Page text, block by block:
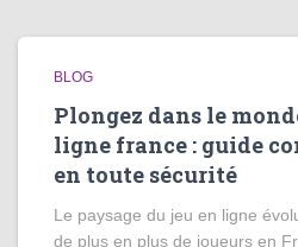
BLOG
Plongez dans le
ligne france : guide
en toute sécurité
Le paysage du jeu en ligne
de plus en plus de joueurs en